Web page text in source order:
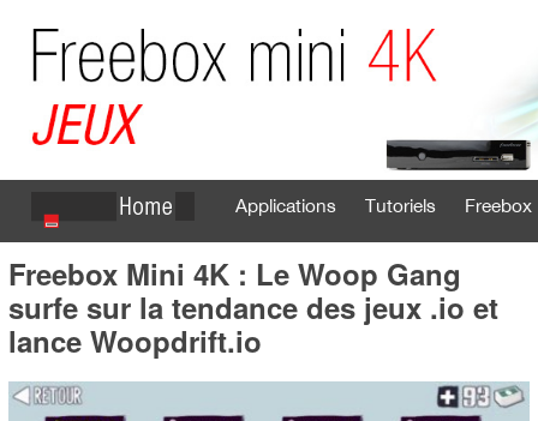
Applications Tutoriels Freebox
Se connecter S'inscrire
Freebox Mini 4K : Le Woop Gang
surfe sur la tendance des jeux .io et
lance Woopdrift.io